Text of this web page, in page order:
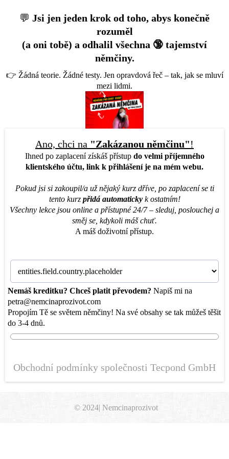
💬 Jsi jen jeden krok od toho, abys konečně
rozuměl
(a oni tobě) a odhalil všechna 🔞 tajemství
němčiny.
👉 Žádná teorie. Žádné testy. Jen opravdová řeč – tak, jak se mluví
mezi lidmi.
Ano, chci na "Zakázanou němčinu"!
Ihned po zaplacení získáš přístup do velmi příjemného
klientského účtu, link k přihlášení je na mém webu.
Pokud jsi si zakoupil/a už nějaký kurz dříve, po zaplacení se ti
tento kurz přidá automatickyk ostatním!
Všechny lekce jsou online a přístupné 24/7 – sleduj, poslouchej a
směj se, kdykoli máš chuť.
A máš doživotní přístup.
Nemáš kreditku? Chceš platit převodem? Napiš mi na
petra@nemcinaprozivot.com
Propojím Tě se světem němčiny! Na své obsahy se tak můžeš těšit
do 3-4 dnů.
Obchodní podmínky společnosti Tecpond GmbH
© 2024| Nemcinaprozivot